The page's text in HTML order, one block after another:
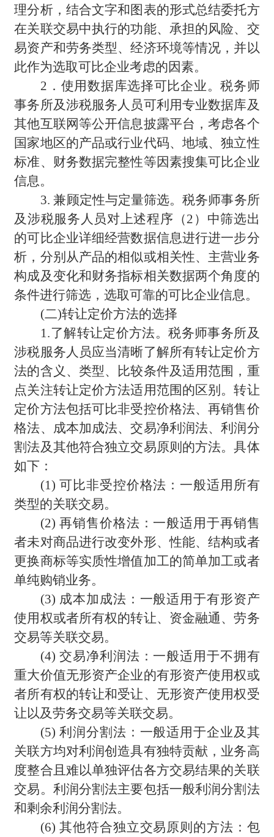
理分析，结合文字和图表的形式总结委托方
在关联交易中执行的功能、承担的风险、交
易资产和劳务类型、经济环境等情况，并以
此作为选取可比企业考虑的因素。
2 ．使用数据库选择可比企业。税务师
事务所及涉税服务人员可利用专业数据库及
其他互联网等公开信息披露平台，考虑各个
国家地区的产品或行业代码、地域、独立性
标准、财务数据完整性等因素搜集可比企业
信息。
3.兼顾定性与定量筛选。税务师事务所
及涉税服务人员对上述程序（2）中筛选出
的可比企业详细经营数据信息进行进一步分
析，分别从产品的相似或相关性、主营业务
构成及变化和财务指标相关数据两个角度的
条件进行筛选，选取可靠的可比企业信息。
(二)转让定价方法的选择
1.了解转让定价方法。税务师事务所及
涉税服务人员应当清晰了解所有转让定价方
法的含义、类型、比较条件及适用范围，重
点关注转让定价方法适用范围的区别。转让
定价方法包括可比非受控价格法、再销售价
格法、成本加成法、交易净利润法、利润分
割法及其他符合独立交易原则的方法。具体
如下：
(1)可比非受控价格法：一般适用所有
类型的关联交易。
(2)再销售价格法：一般适用于再销售
者未对商品进行改变外形、性能、结构或者
更换商标等实质性增值加工的简单加工或者
单纯购销业务。
(3) 成本加成法：一般适用于有形资产
使用权或者所有权的转让、资金融通、劳务
交易等关联交易。
(4)交易净利润法：一般适用于不拥有
重大价值无形资产企业的有形资产使用权或
者所有权的转让和受让、无形资产使用权受
让以及劳务交易等关联交易。
(5)利润分割法：一般适用于企业及其
关联方均对利润创造具有独特贡献，业务高
度整合且难以单独评估各方交易结果的关联
交易。利润分割法主要包括一般利润分割法
和剩余利润分割法。
(6)其他符合独立交易原则的方法：包